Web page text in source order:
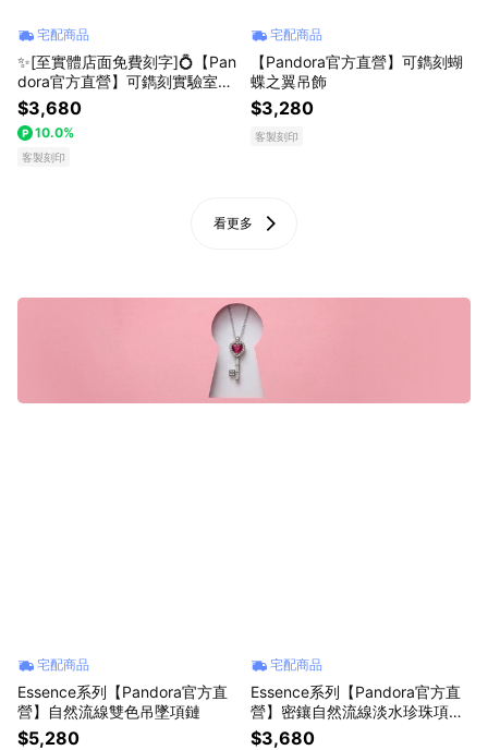
宅配商品
✨[至實體店面免費刻字]💍【Pan
dora官方直營】可鐫刻實驗室培
育鑽石吊飾
$3,680
10.0%
客製刻印
宅配商品
【Pandora官方直營】可鐫刻蝴
蝶之翼吊飾
$3,280
客製刻印
看更多
宅配商品
Essence系列【Pandora官方直
營】自然流線雙色吊墜項鏈
$5,280
宅配商品
Essence系列【Pandora官方直
營】密鑲自然流線淡水珍珠項鏈
唇膏組-925銀
$3,680